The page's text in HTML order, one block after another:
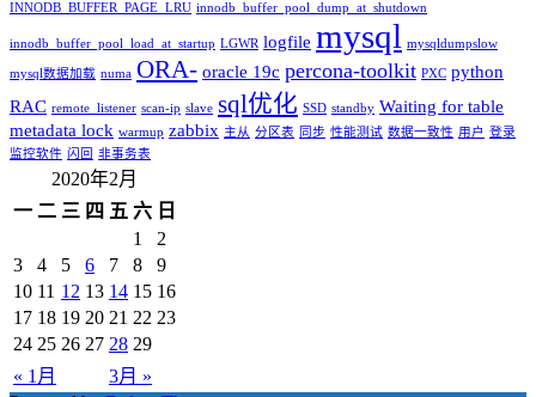
INNODB_BUFFER_PAGE_LRU innodb_buffer_pool_dump_at_shutdown
innodb_buffer_pool_load_at_startup LGWR logfile mysql mysqldumpslow
mysql数据加载 numa ORA- oracle 19c percona-toolkit PXC python
RAC remote_listener scan-ip slave sql优化 SSD standby Waiting for table
metadata lock warmup zabbix 主从 分区表 同步 性能测试 数据一致性 用户 登录
监控软件 闪回 非事务表
2020年2月
一 二 三 四 五 六 日
« 1月 3月 »
1
2
3
4 5 6 7 8
9
10 11 12 13 14 15 16
17 18 19 20 21 22 23
24 25 26 27 28 29